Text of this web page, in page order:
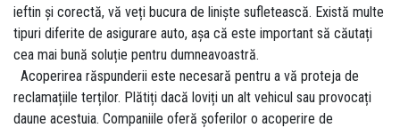
ieftin și corectă, vă veți bucura de liniște sufletească. Există multe
tipuri diferite de asigurare auto, așa că este important să căutați
cea mai bună soluție pentru dumneavoastră.
Acoperirea răspunderii este necesară pentru a vă proteja de
reclamațiile terților. Plătiți dacă loviți un alt vehicul sau provocați
daune acestuia. Companiile oferă șoferilor o acoperire de